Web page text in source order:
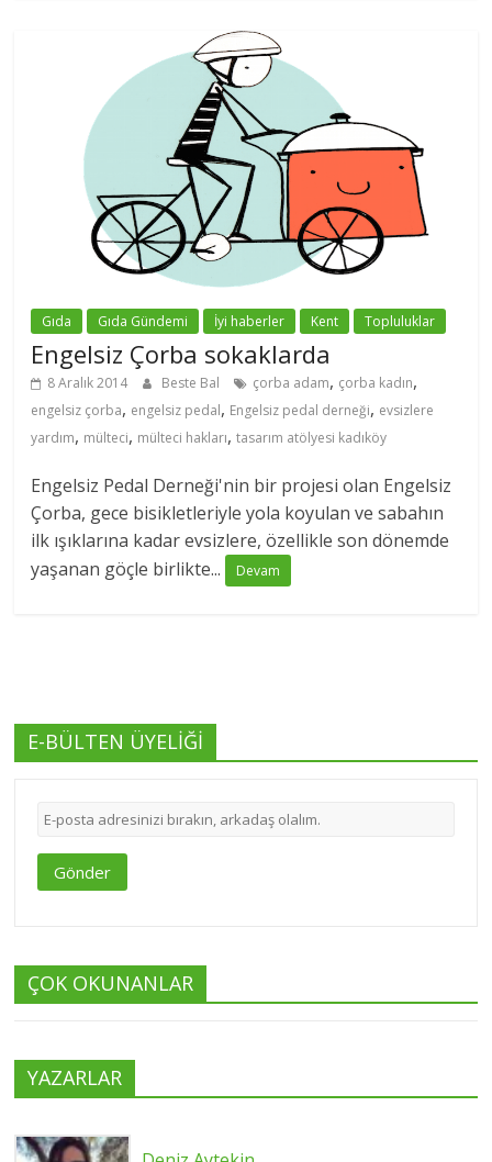
Gıda Gıda Gündemi İyi haberler Kent Topluluklar
Engelsiz Çorba sokaklarda
8 Aralık 2014 Beste Bal çorba adam, çorba kadın,
engelsiz çorba, engelsiz pedal, Engelsiz pedal derneği, evsizlere
yardım, mülteci, mülteci hakları,tasarım atölyesi kadıköy
Engelsiz Pedal Derneği'nin bir projesi olan Engelsiz
Çorba, gece bisikletleriyle yola koyulan ve sabahın
ilk ışıklarına kadar evsizlere, özellikle son dönemde
yaşanan göçle birlikte...
Devam
E-BÜLTEN ÜYELİĞİ
Gönder
ÇOK OKUNANLAR
YAZARLAR